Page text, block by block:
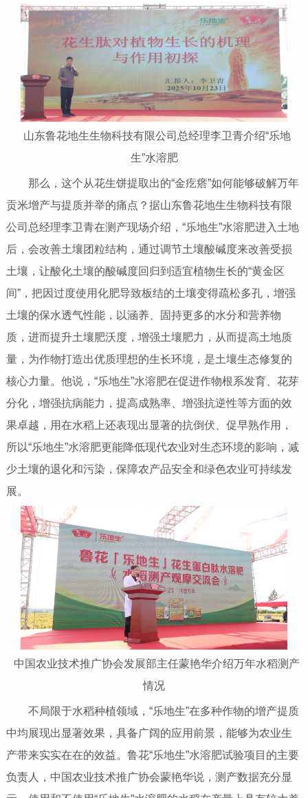
山东鲁花地生生物科技有限公司总经理李卫青介绍“乐地
生”水溶肥
那么，这个从花生饼提取出的“金疙瘩”如何能够破解万年
贡米增产与提质并举的痛点？据山东鲁花地生生物科技有限
公司总经理李卫青在测产现场介绍，“乐地生”水溶肥进入土地
后，会改善土壤团粒结构，通过调节土壤酸碱度来改善受损
土壤，让酸化土壤的酸碱度回归到适宜植物生长的“黄金区
间”，把因过度使用化肥导致板结的土壤变得疏松多孔，增强
土壤的保水透气性能，以涵养、固持更多的水分和营养物
质，进而提升土壤肥沃度，增强土壤肥力，从而提高土地质
量，为作物打造出优质理想的生长环境，是土壤生态修复的
核心力量。他说，“乐地生”水溶肥在促进作物根系发育、花芽
分化，增强抗病能力，提高成熟率、增强抗逆性等方面的效
果卓越，用在水稻上还表现出显著的抗倒伏、促早熟作用，
所以“乐地生”水溶肥更能降低现代农业对生态环境的影响，减
少土壤的退化和污染，保障农产品安全和绿色农业可持续发
展。
中国农业技术推广协会发展部主任蒙艳华介绍万年水稻测产
情况
不局限于水稻种植领域，“乐地生”在多种作物的增产提质
中均展现出显著效果，具备广阔的应用前景，能够为农业生
产带来实实在在的效益。鲁花“乐地生”水溶肥试验项目的主要
负责人，中国农业技术推广协会蒙艳华说，测产数据充分显